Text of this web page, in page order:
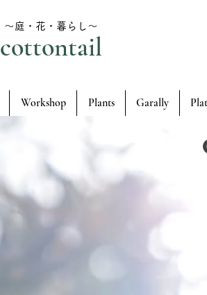
cottontail
～庭・花・暮らし～
Workshop Plants Garally